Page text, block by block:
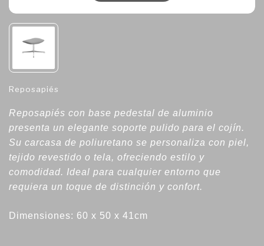
Reposapiés
Reposapiés con base pedestal de aluminio
presenta un elegante soporte pulido para el cojín.
Su carcasa de poliuretano se personaliza con piel,
tejido revestido o tela, ofreciendo estilo y
comodidad. Ideal para cualquier entorno que
requiera un toque de distinción y confort.
Dimensiones: 60 x 50 x 41cm